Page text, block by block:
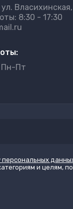
ул.
8:30 - 17:30
Пн-Пт
персональных
и целям,